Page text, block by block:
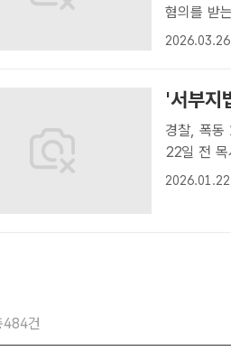
혐의를 받
렸다고 26
2026.03.26
'서부지
경찰, 폭동 1년
22일 전 목
치했다고
2026.01.22
484건